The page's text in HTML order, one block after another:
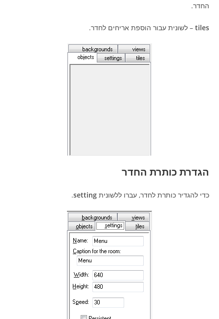
החדר.
tiles – לשונית עבור הוספת אריחים לחדר.
הגדרת כותרת החדר
כדי להגדיר כותרת לחדר, עברו ללשונית setting
.